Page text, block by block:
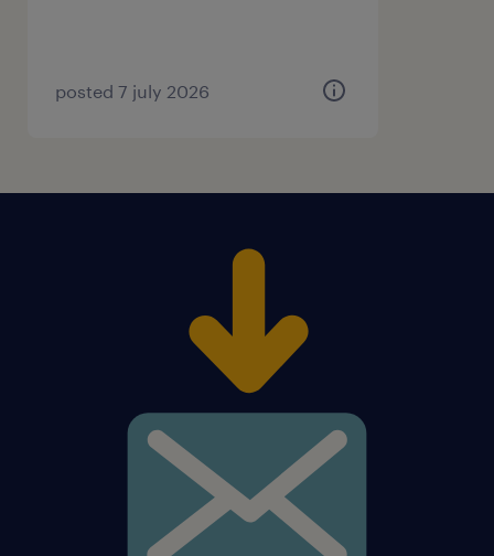
posted 7 july 2026